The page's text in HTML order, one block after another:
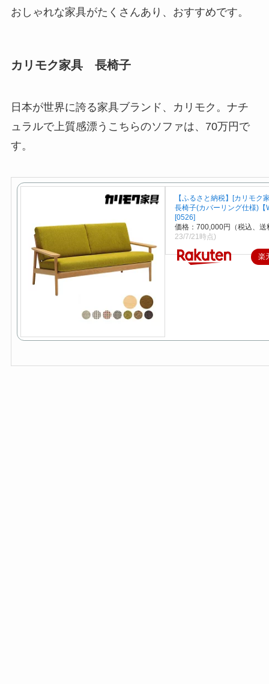
おしゃれな家具がたくさんあり、おすすめです。
カリモク家具 長椅子
日本が世界に誇る家具ブランド、カリモク。ナチ
ュラルで上質感漂うこちらのソファは、70万円で
す。
【ふるさと納税】[カリモク
長椅子(カバーリング仕様)【
[0526]
価格：700,000円（税込、送
23/7/21時点)
楽